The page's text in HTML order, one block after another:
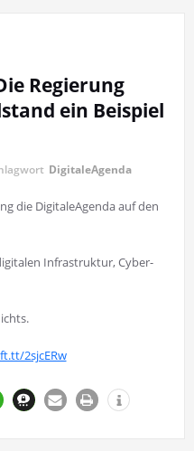
Regierung
ein Beispiel
DigitaleAgenda
die DigitaleAgenda auf den
Infrastruktur, Cyber-
2sjcERw